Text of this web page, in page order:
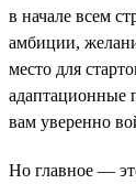
в начале всем
амбиции,
место для
адаптационные
вам уверенно
Но главное —